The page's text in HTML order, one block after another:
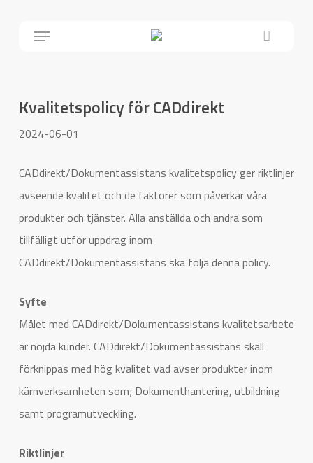
Menu Close
Cart
Kvalitetspolicy för CADdirekt
2024-06-01
CADdirekt/Dokumentassistans kvalitetspolicy ger riktlinjer
avseende kvalitet och de faktorer som påverkar våra
produkter och tjänster. Alla anställda och andra som
tillfälligt utför uppdrag inom
CADdirekt/Dokumentassistans ska följa denna policy.
Syfte
Målet med CADdirekt/Dokumentassistans kvalitetsarbete
är nöjda kunder. CADdirekt/Dokumentassistans skall
förknippas med hög kvalitet vad avser produkter inom
kärnverksamheten som; Dokumenthantering, utbildning
samt programutveckling.
Riktlinjer